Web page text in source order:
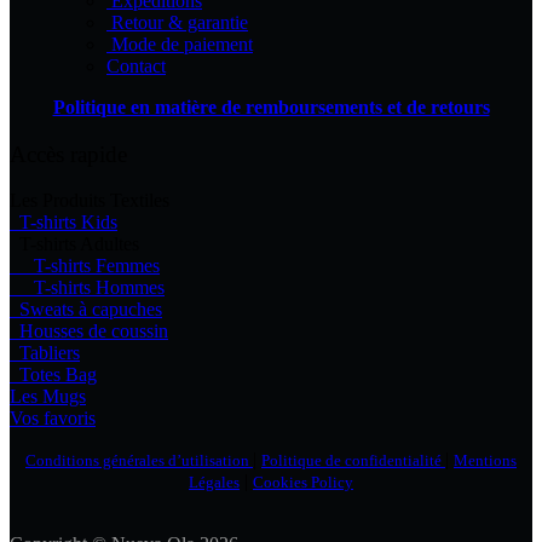
Retour & garantie
Mode de paiement
Contact
Politique en matière de remboursements et de retours
T-shirts Kids
T-shirts Femmes
T-shirts Hommes
Sweats à capuches
Housses de coussin
Tabliers
Totes Bag
Les Mugs
Vos favoris
Conditions générales d’utilisation Politique de confidentialité
Mentions
Légales
Cookies Policy